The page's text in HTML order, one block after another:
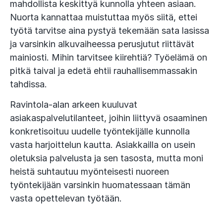
mahdollista keskittyä kunnolla yhteen asiaan.
Nuorta kannattaa muistuttaa myös siitä, ettei
työtä tarvitse aina pystyä tekemään sata lasissa
ja varsinkin alkuvaiheessa perusjutut riittävät
mainiosti. Mihin tarvitsee kiirehtiä? Työelämä on
pitkä taival ja edetä ehtii rauhallisemmassakin
tahdissa.
Ravintola-alan arkeen kuuluvat
asiakaspalvelutilanteet, joihin liittyvä osaaminen
konkretisoituu uudelle työntekijälle kunnolla
vasta harjoittelun kautta. Asiakkailla on usein
oletuksia palvelusta ja sen tasosta, mutta moni
heistä suhtautuu myönteisesti nuoreen
työntekijään varsinkin huomatessaan tämän
vasta opettelevan työtään.